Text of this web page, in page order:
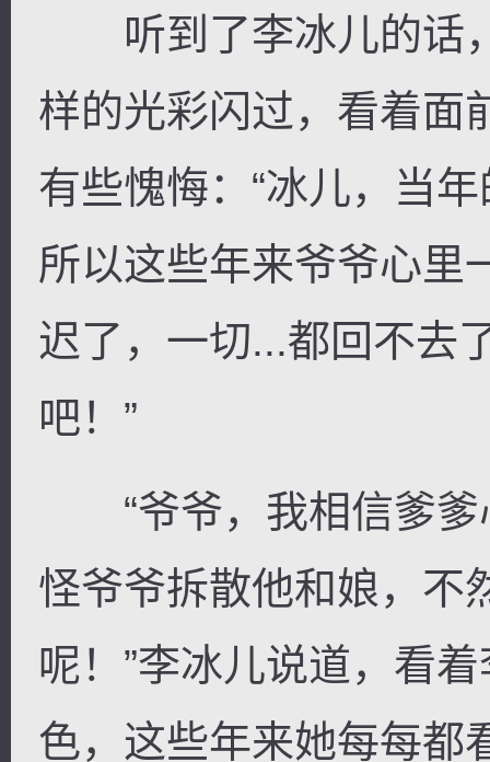
听到了李冰儿的话
样的光彩闪过，看着面
有些愧悔：“冰儿，当
所以这些年来爷爷心里
迟了，一切...都回不去
吧！”
“爷爷，我相信爹爹
怪爷爷拆散他和娘，不
呢！”李冰儿说道，看
色，这些年来她每每都